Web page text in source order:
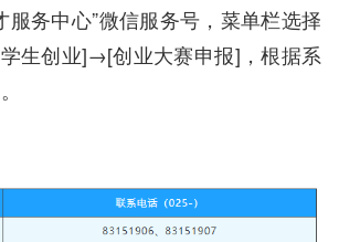
服务中心”微信服务号，菜单栏选择
生创业]→[创业大赛申报]，根据系